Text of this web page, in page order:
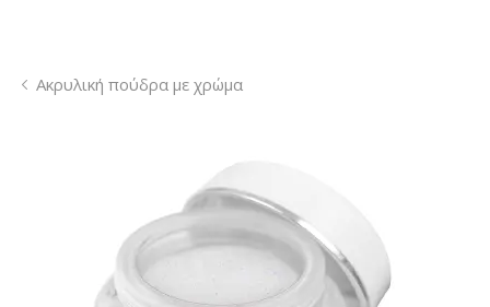
Ακρυλική πούδρα με χρώμα